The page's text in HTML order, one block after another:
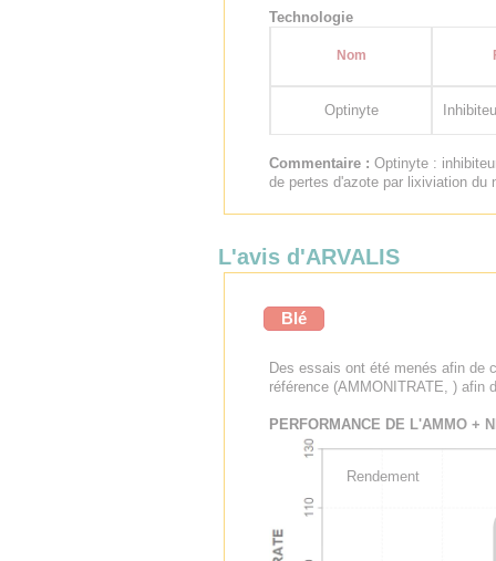
Technologie
Nom
Optinyte
Commentaire : Optinyte :
de pertes d'azote par lixiviation du
L'avis d'ARVALIS
Blé
Des essais ont été menés afin de
référence (AMMONITRATE, )
PERFORMANCE DE L'AMMO +
Rendement